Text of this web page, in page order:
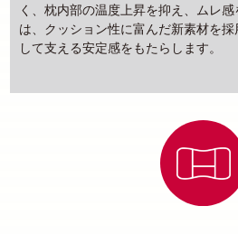
く、枕内部の温度上昇を抑え、ムレ
は、クッション性に富んだ新素材を
して支える安定感をもたらします。